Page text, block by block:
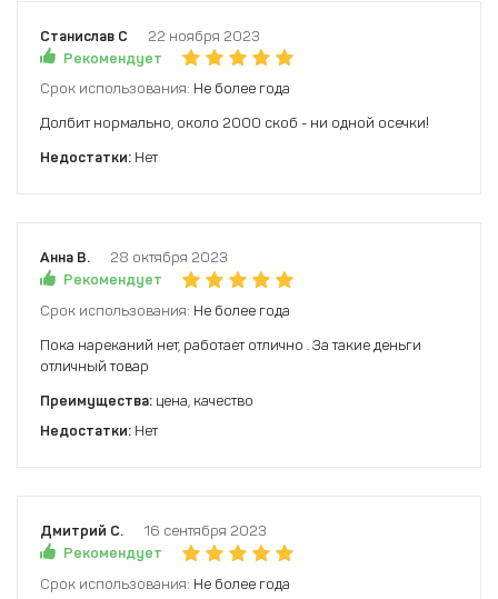
Станислав С
22 ноября 2023
Рекомендует
Срок использования: Не более года
Долбит нормально, около 2000 скоб - ни одной осечки!
Недостатки: Нет
Анна В.
28 октября 2023
Рекомендует
Срок использования: Не более года
Пока нареканий нет, работает отлично . За такие деньги
отличный товар
Преимущества: цена, качество
Недостатки: Нет
Дмитрий С.
16 сентября 2023
Рекомендует
Срок использования: Не более года